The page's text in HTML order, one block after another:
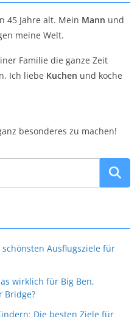
45 Jahre alt. Mein Mann und
meine Welt.
Familie die ganze Zeit
Ich liebe Kuchen und koche
besonderes zu machen!
Ausflugsziele für
wirklich für Big Ben,
Bridge?
Die besten Ziele für